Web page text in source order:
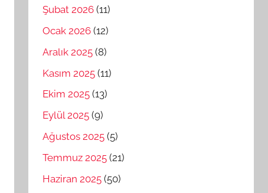
Şubat 2026 (11)
Ocak 2026 (12)
Aralık 2025 (8)
Kasım 2025 (11)
Ekim 2025 (13)
Eylül 2025 (9)
Ağustos 2025 (5)
Temmuz 2025 (21)
Haziran 2025 (50)